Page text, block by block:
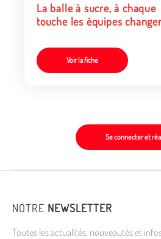
La balle à sucre, à chaque
touche les équipes
Voir la fiche
Se connecter et
NOTRE NEWSLETTER
Toutes les actualités, nouveautés et